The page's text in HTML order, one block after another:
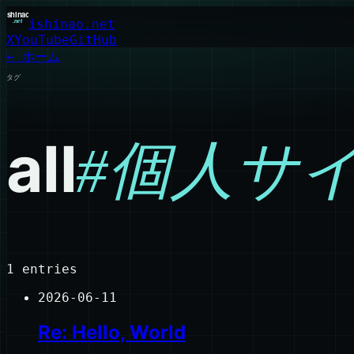
ishinao.net
XYouTubeGitHub
← ホーム
タグ
all#個人サ
1 entries
2026-06-11
Re: Hello, World